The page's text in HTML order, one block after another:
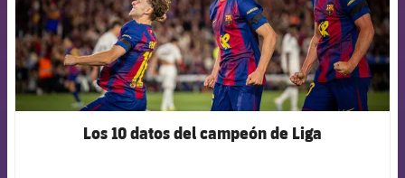
Los 10 datos del campeón de Liga